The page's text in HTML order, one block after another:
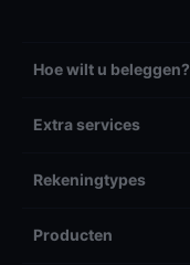
Hoe wilt u beleggen?
Extra services
Rekeningtypes
Producten